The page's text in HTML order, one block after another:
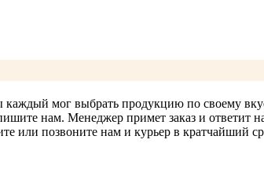
мог выбрать продукцию по своему
нам. Менеджер примет заказ и ответит
позвоните нам и курьер в кратчайший